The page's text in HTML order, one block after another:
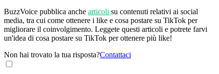
BuzzVoice pubblica anche articoli su contenuti relativi ai social
media, tra cui come ottenere i like e cosa postare su TikTok per
migliorare il coinvolgimento. Leggete questi articoli e potrete farvi
un'idea di cosa postare su TikTok per ottenere più like!
Non hai trovato la tua risposta?Contattaci